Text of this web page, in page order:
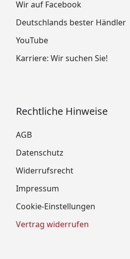
Wir auf Facebook
Deutschlands bester Händler
YouTube
Karriere: Wir suchen Sie!
Rechtliche Hinweise
AGB
Datenschutz
Widerrufsrecht
Impressum
Cookie-Einstellungen
Vertrag widerrufen